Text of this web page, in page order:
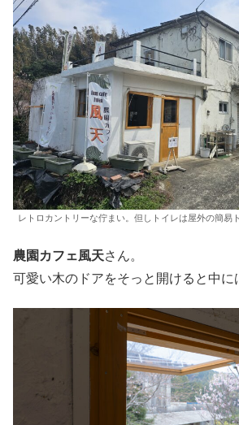
レトロカントリーな佇まい。但しトイレは屋外の簡易
農園カフェ風天さん。
可愛い木のドアをそっと開けると中に